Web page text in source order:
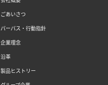
ごあいさつ
パーパス・行動指針
企業理念
沿革
製品ヒストリー